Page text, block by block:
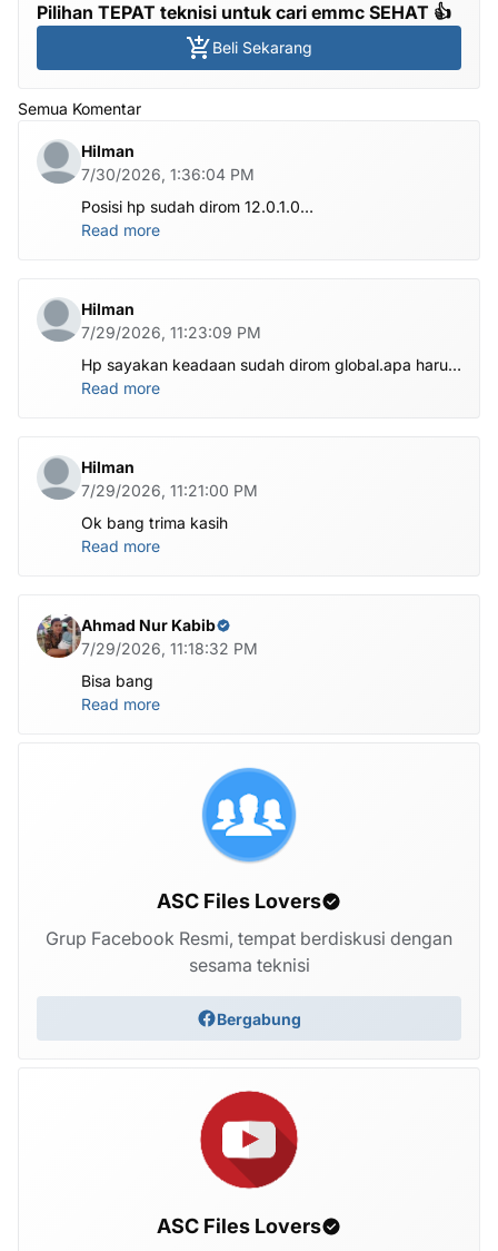
Pilihan TEPAT teknisi untuk cari emmc SEHAT 👍
Beli Sekarang
Semua Komentar
Hilman
7/30/2026, 1:36:04 PM
Posisi hp sudah dirom 12.0.1.0
.habis ubl apa perlu flash Rom lagi om.tolong om
Read more
Hilman
7/29/2026, 11:23:09 PM
Hp sayakan keadaan sudah dirom global.apa harus
ditest poin dlu bang
Read more
Hilman
7/29/2026, 11:21:00 PM
Ok bang trima kasih
Read more
Ahmad Nur Kabib
7/29/2026, 11:18:32 PM
Bisa bang
Read more
ASC Files Lovers
Grup Facebook Resmi, tempat berdiskusi dengan
sesama teknisi
Bergabung
ASC Files Lovers